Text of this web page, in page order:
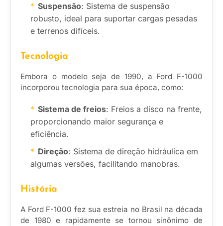
Suspensão: Sistema de suspensão
robusto, ideal para suportar cargas pesadas
e terrenos difíceis.
Tecnologia
Embora o modelo seja de 1990, a Ford F-1000
incorporou tecnologia para sua época, como:
Sistema de freios: Freios a disco na frente,
proporcionando maior segurança e
eficiência.
Direção: Sistema de direção hidráulica em
algumas versões, facilitando manobras.
História
A Ford F-1000 fez sua estreia no Brasil na década
de 1980 e rapidamente se tornou sinônimo de